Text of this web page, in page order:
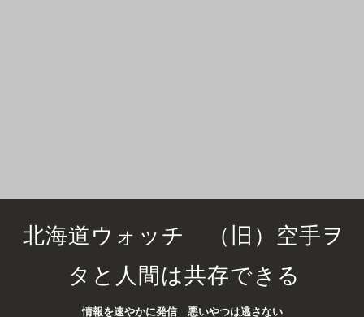
北海道ウォッチ （旧）空手ヲ
タと人間は共存できる
情報を速やかに発信 悪いやつは逃さない